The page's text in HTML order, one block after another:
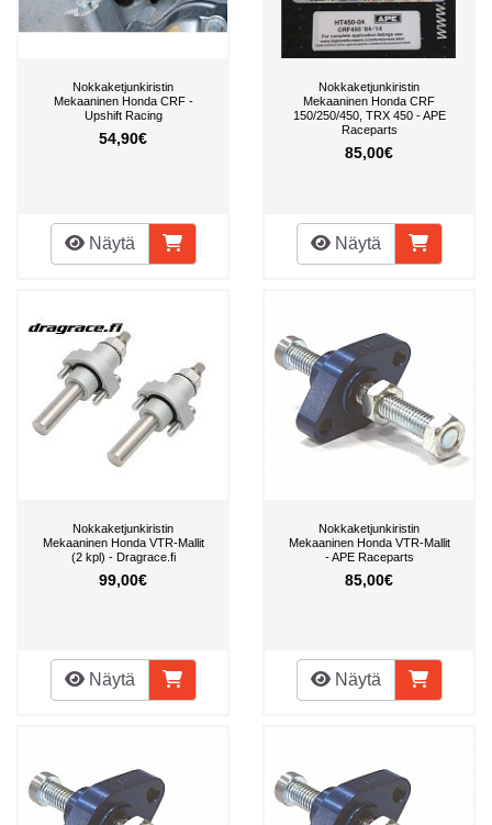
Nokkaketjunkiristin
Mekaaninen Honda CRF -
Upshift Racing
54,90€
Näytä
Nokkaketjunkiristin
Mekaaninen Honda CRF
150/250/450, TRX 450 - APE
Raceparts
85,00€
Näytä
Nokkaketjunkiristin
Mekaaninen Honda VTR-Mallit
(2 kpl) - Dragrace.fi
99,00€
Näytä
Nokkaketjunkiristin
Mekaaninen Honda VTR-Mallit
- APE Raceparts
85,00€
Näytä